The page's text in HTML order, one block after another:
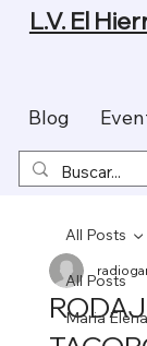
Blog
L.V. El
All Posts
Maria
All Posts